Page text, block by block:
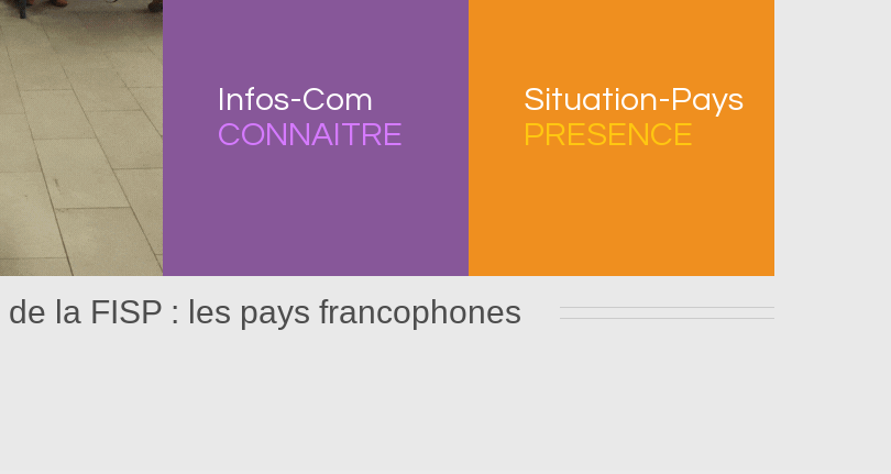
Infos-Com
CONNAITRE
Situation-Pays
PRESENCE
la FISP : les pays francophones